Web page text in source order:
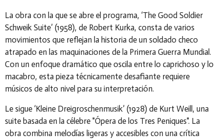
La obra con la que se abre el programa, ‘The Good Soldier
Schweik Suite’ (1958), de Robert Kurka, consta de varios
movimientos que reflejan la historia de un soldado checo
atrapado en las maquinaciones de la Primera Guerra Mundial.
Con un enfoque dramático que oscila entre lo caprichoso y lo
macabro, esta pieza técnicamente desafiante requiere
músicos de alto nivel para su interpretación.
Le sigue ‘Kleine Dreigroschenmusik’ (1928) de Kurt Weill, una
suite basada en la célebre "Ópera de los Tres Peniques". La
obra combina melodías ligeras y accesibles con una crítica